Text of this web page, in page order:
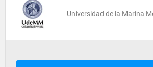
Universidad de la Marina